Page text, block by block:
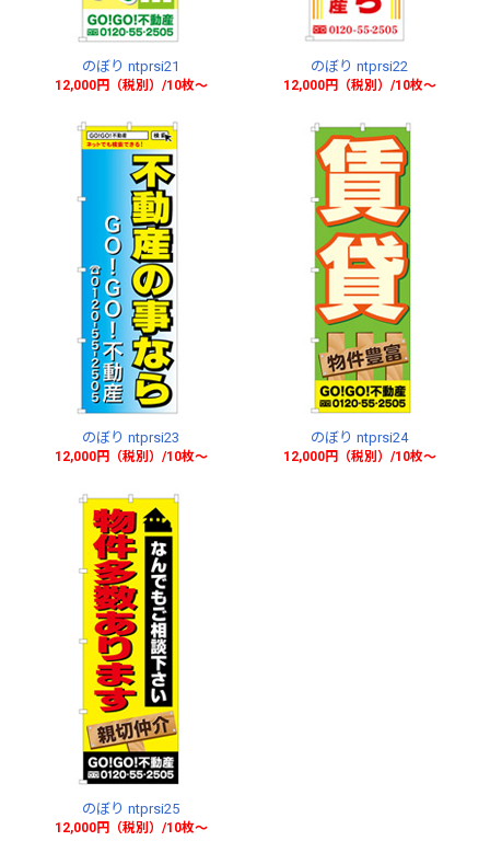
のぼり ntprsi21
12,000円（税別）/10枚〜
のぼり ntprsi22
12,000円（税別）/10枚〜
のぼり ntprsi23
12,000円（税別）/10枚〜
のぼり ntprsi24
12,000円（税別）/10枚〜
のぼり ntprsi25
12,000円（税別）/10枚〜